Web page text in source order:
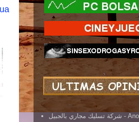
شركة تسليك مجاري بالجبيل -